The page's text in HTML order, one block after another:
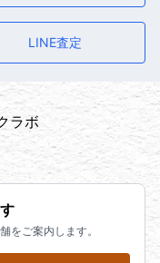
LINE査定
ラボ
をご案内します。